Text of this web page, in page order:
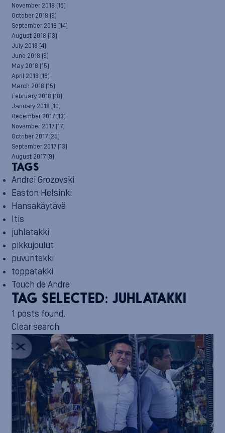
November 2018 (16)
October 2018 (9)
September 2018 (14)
August 2018 (13)
July 2018 (4)
June 2018 (9)
May 2018 (15)
April 2018 (16)
March 2018 (15)
February 2018 (18)
January 2018 (10)
December 2017 (13)
November 2017 (17)
October 2017 (25)
September 2017 (13)
August 2017 (9)
TAGS
Andrei Grozovski
Easton Helsinki
Hansakäytävä
Itis
juhlatakki
pikkujoulut
puvuntakki
toppatakki
Touch de Andre
TAG SELECTED: JUHLATAKKI
1 posts found.
Clear search